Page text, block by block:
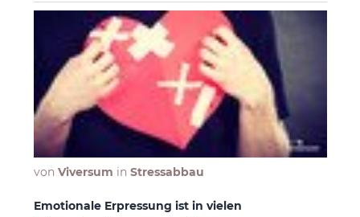
von Viversum in Stressabbau
Emotionale Erpressung ist in vielen